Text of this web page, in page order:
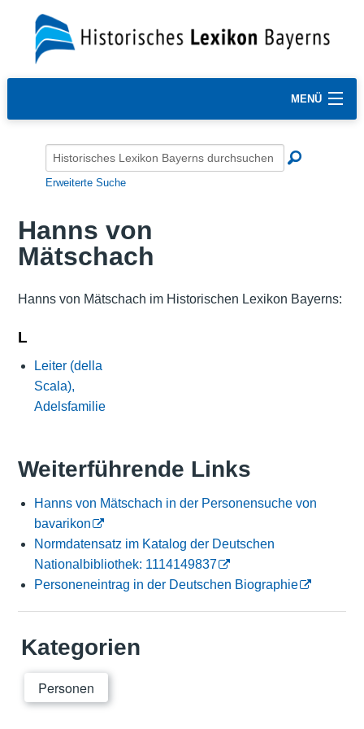
MENÜ
Erweiterte Suche
Hanns von
Mätschach
Hanns von Mätschach im Historischen Lexikon Bayerns:
L
Leiter (della
Scala),
Adelsfamilie
Weiterführende Links
Hanns von Mätschach in der Personensuche von
bavarikon
Normdatensatz im Katalog der Deutschen
Nationalbibliothek: 1114149837
Personeneintrag in der Deutschen Biographie
Kategorien
Personen